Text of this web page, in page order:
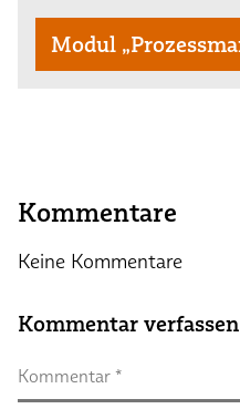
Kommentare
Keine Kommentare
Kommentar verfassen
Kommentar *